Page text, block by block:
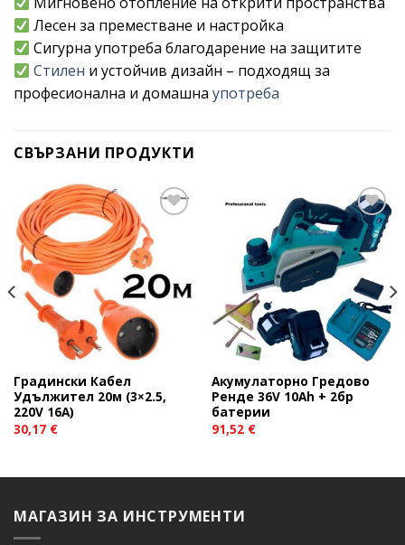
Лесен за преместване и настройка
Сигурна употреба благодарение на защитите
Стилен и устойчив дизайн – подходящ за
професионална и домашна употреба
СВЪРЗАНИ ПРОДУКТИ
Add to
wishlist
Градински Кабел
Удължител 20м (3×2.5,
220V 16А)
30,17 €
Add to
wishlist
Акумулаторно Гредово
Ренде 36V 10Ah + 2бр
батерии
91,52 €
МАГАЗИН ЗА ИНСТРУМЕНТИ